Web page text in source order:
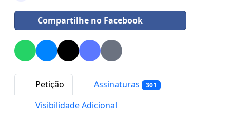
Compartilhe no Facebook
Petição Assinaturas 301
Visibilidade Adicional